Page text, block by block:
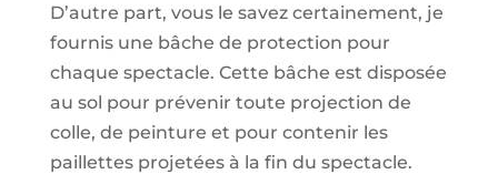
D’autre part, vous le savez certainement, je
fournis une bâche de protection pour
chaque spectacle. Cette bâche est disposée
au sol pour prévenir toute projection de
colle, de peinture et pour contenir les
paillettes projetées à la fin du spectacle.